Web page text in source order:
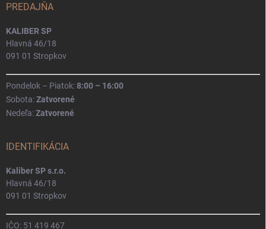
PREDAJŇA
KALIBER SP
Hlavná 46/18
091 01 Stropkov
Pondelok – Piatok:8:00 – 16:00
Sobota:Zatvorené
Nedeľa:Zatvorené
IDENTIFIKÁCIA
Kaliber SP s.r.o.
Hlavná 46/18
091 01 Stropkov
IČO: 51 419 467